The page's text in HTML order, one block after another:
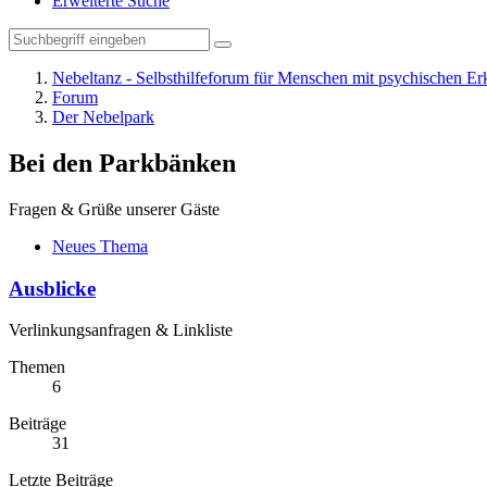
Nebeltanz - Selbsthilfeforum für Menschen mit psychischen
Forum
Der Nebelpark
Bei den Parkbänken
Fragen & Grüße unserer Gäste
Neues Thema
Ausblicke
Verlinkungsanfragen & Linkliste
Themen
6
Beiträge
31
Letzte Beiträge